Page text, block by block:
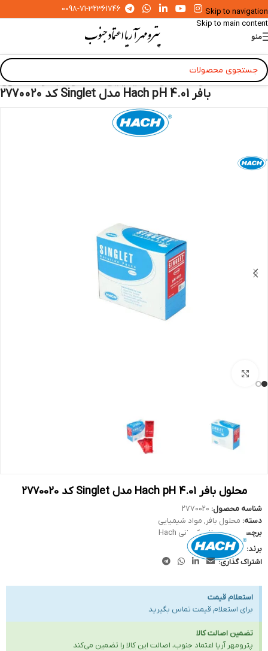
Skip to navigation
Skip to main content
0098-71-32361746
منو
خانه»محصولات»مواد شیمیایی»محلول بافر»محلول
بافر Hach pH 4.01 مدل Singlet کد 2770020
محلول بافر Hach pH 4.01 مدل Singlet کد 2770020
شناسه محصول: 2770020
دسته: محلول بافر, مواد شیمیایی
برچسب:
محصولات کمپانی Hach
برند:
اشتراک گذاری:
استعلام قیمت
برای استعلام قیمت تماس بگیرید
تضمین اصالت کالا
پترومهر آریا اعتماد جنوب، اصالت این کالا را تضمین می‌کند